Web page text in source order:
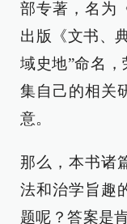
部专著，名为
出版《文书、
域史地”命名
集自己的相关
意。
那么，本书诸
法和治学旨趣
题呢？答案是